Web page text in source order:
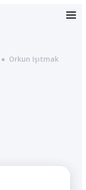
● Orkun Işıtmak